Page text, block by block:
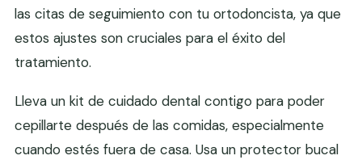
las citas de seguimiento con tu ortodoncista, ya que
estos ajustes son cruciales para el éxito del
tratamiento.
Lleva un kit de cuidado dental contigo para poder
cepillarte después de las comidas, especialmente
cuando estés fuera de casa. Usa un protector bucal